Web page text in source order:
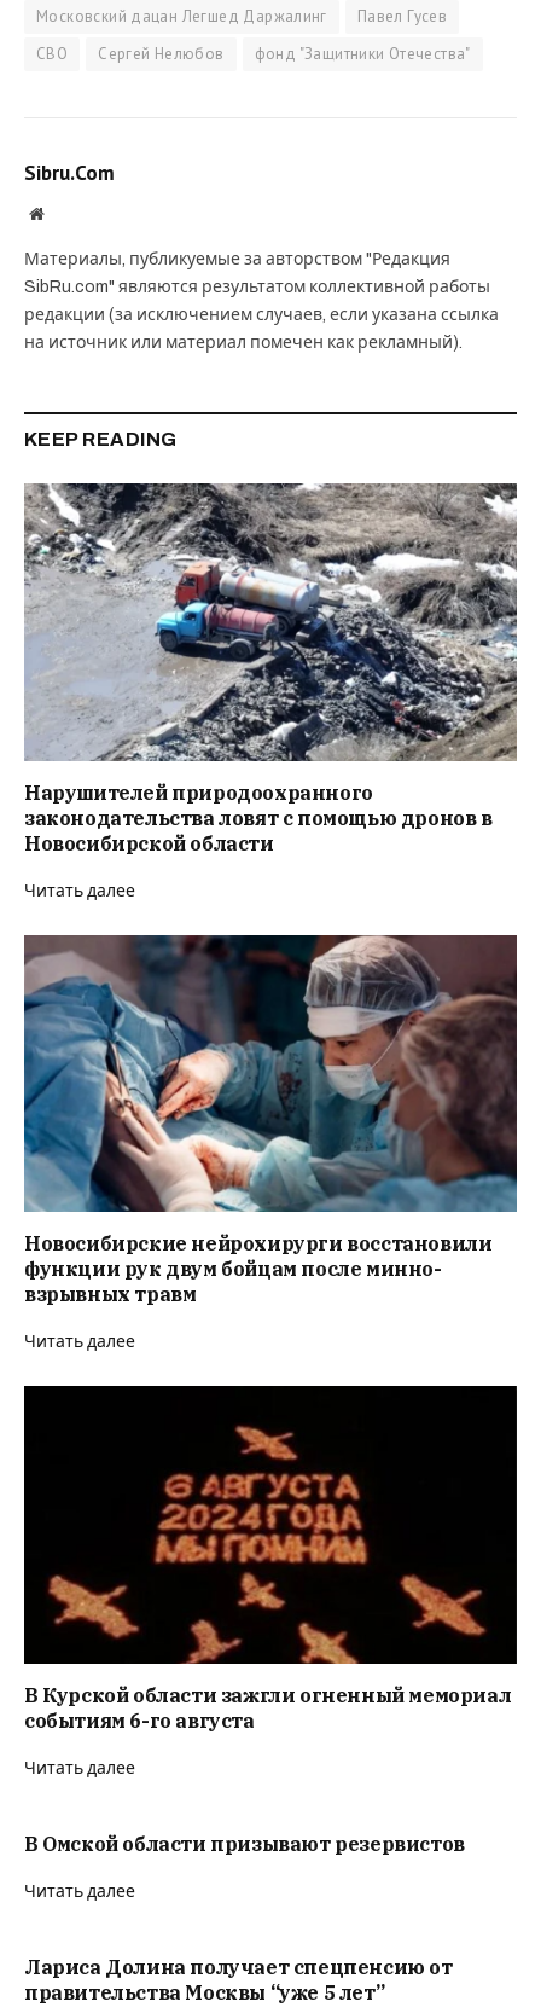
Московский дацан Легшед Даржалинг
Павел Гусев
СВО
Сергей Нелюбов фонд "Защитники Отечества"
Sibru.Com
Website
Материалы, публикуемые за авторством "Редакция
SibRu.com" являются результатом коллективной работы
редакции (за исключением случаев, если указана ссылка
на источник или материал помечен как рекламный).
KEEP READING
Нарушителей природоохранного
законодательства ловят с помощью дронов в
Новосибирской области
Читать далее
Новосибирские нейрохирурги восстановили
функции рук двум бойцам после минно-
взрывных травм
Читать далее
В Курской области зажгли огненный мемориал
событиям 6-го августа
Читать далее
В Омской области призывают резервистов
Читать далее
Лариса Долина получает спецпенсию от
правительства Москвы “уже 5 лет”